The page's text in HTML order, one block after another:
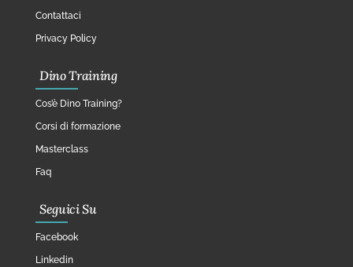
Contattaci
Privacy Policy
Dino Training
Cos’è Dino Training?
Corsi di formazione
Masterclass
Faq
Seguici Su
Facebook
Linkedin